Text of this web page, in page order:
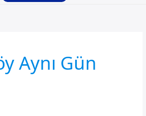
Aynı Gün